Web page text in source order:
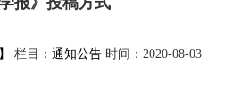
栏目： 通知公告时间：2020-08-03